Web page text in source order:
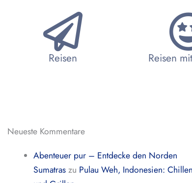
Reisen Reisen
Neueste Kommentare
Abenteuer pur – Entdecke den Norden
Sumatraszu Pulau Weh, Indonesien: Chillen